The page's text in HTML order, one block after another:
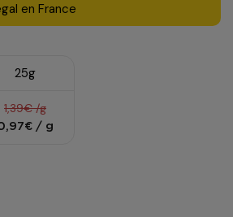
en France
25g
1,39€ /g
/ g